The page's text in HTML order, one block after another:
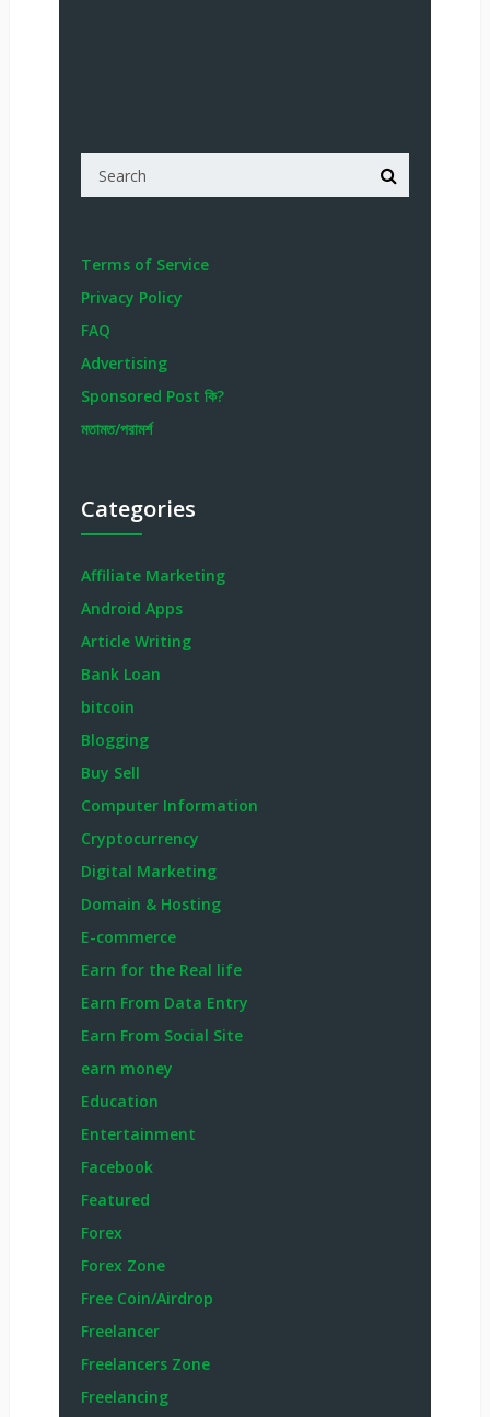
Terms of Service
Privacy Policy
FAQ
Advertising
Sponsored Post কি?
মতামত/পরামর্শ
Categories
Affiliate Marketing
Android Apps
Article Writing
Bank Loan
bitcoin
Blogging
Buy Sell
Computer Information
Cryptocurrency
Digital Marketing
Domain & Hosting
E-commerce
Earn for the Real life
Earn From Data Entry
Earn From Social Site
earn money
Education
Entertainment
Facebook
Featured
Forex
Forex Zone
Free Coin/Airdrop
Freelancer
Freelancers Zone
Freelancing